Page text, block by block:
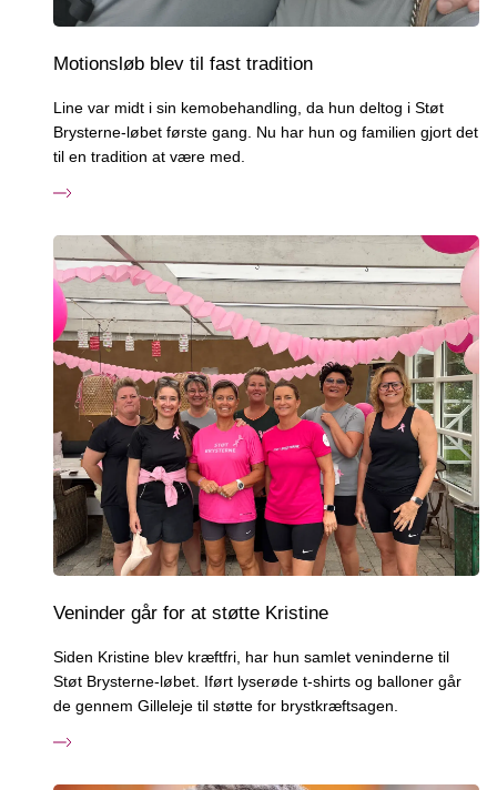
Motionsløb blev til fast tradition
Line var midt i sin kemobehandling, da hun deltog i Støt
Brysterne-løbet første gang. Nu har hun og familien gjort det
til en tradition at være med.
Veninder går for at støtte Kristine
Siden Kristine blev kræftfri, har hun samlet veninderne til
Støt Brysterne-løbet. Iført lyserøde t-shirts og balloner går
de gennem Gilleleje til støtte for brystkræftsagen.